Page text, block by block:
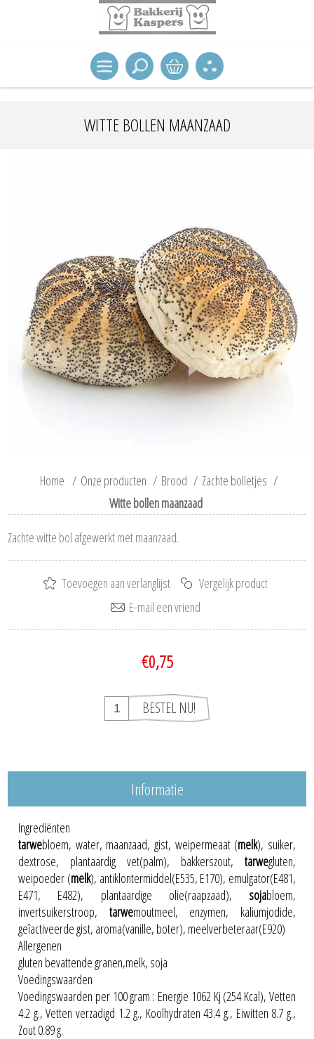
WITTE BOLLEN MAANZAAD
Home / Onze producten / Brood / Zachte bolletjes /
Witte bollen maanzaad
Zachte witte bol afgewerkt met maanzaad.
€0,75
Informatie
Ingrediënten
tarwebloem, water, maanzaad, gist, weipermeaat (melk), suiker,
dextrose, plantaardig vet(palm), bakkerszout, tarwegluten,
weipoeder (melk), antiklontermiddel(E535, E170), emulgator(E481,
E471, E482), plantaardige olie(raapzaad), sojabloem,
invertsuikerstroop, tarwemoutmeel, enzymen, kaliumjodide,
geîactiveerde gist, aroma(vanille, boter), meelverbeteraar(E920)
Allergenen
gluten bevattende granen,melk, soja
Voedingswaarden
Voedingswaarden per 100 gram : Energie 1062 Kj (254 Kcal), Vetten
4.2 g., Vetten verzadigd 1.2 g., Koolhydraten 43.4 g., Eiwitten 8.7 g.,
Zout 0.89 g.